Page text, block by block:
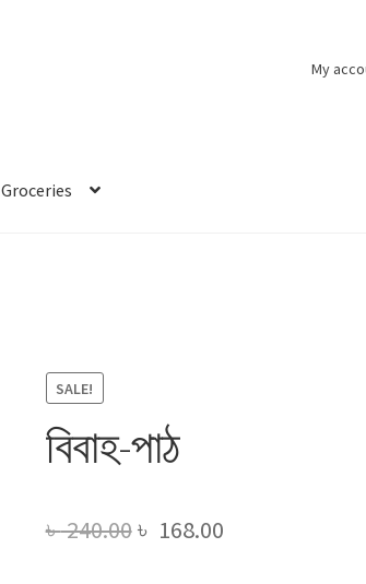
My
Groceries
SALE!
বিবাহ-পাঠ
৳240.00Original
৳ 168.00Current